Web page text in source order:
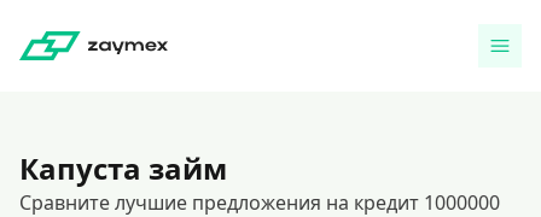
Капуста займ
Сравните лучшие предложения на кредит 1000000